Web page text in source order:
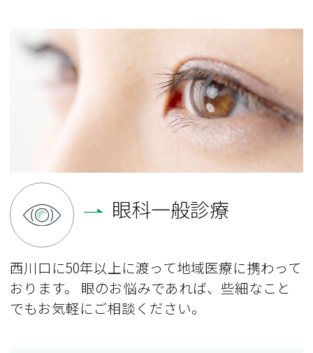
眼科一般診療
西川口に50年以上に渡って地域医療に携わって
おります。
眼のお悩みであれば、些細なこと
でもお気軽にご相談ください。